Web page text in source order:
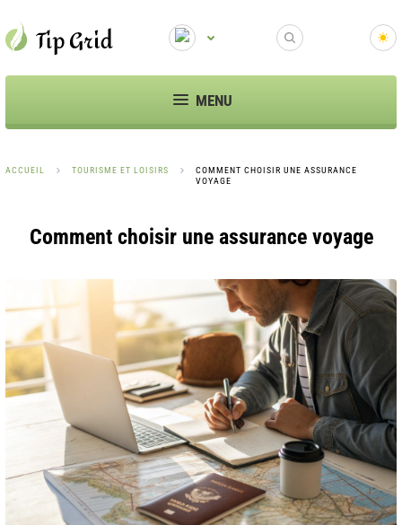
MENU
ACCUEIL TOURISME ET LOISIRS
COMMENT CHOISIR UNE ASSURANCE
VOYAGE
Comment choisir une assurance voyage